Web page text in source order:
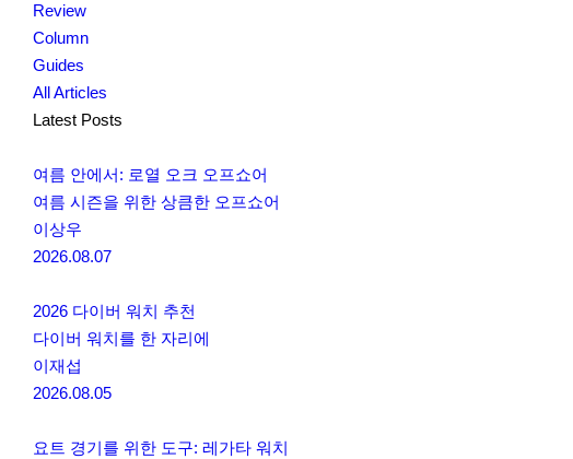
Review
Column
Guides
All Articles
Latest Posts
여름 안에서: 로열 오크 오프쇼어
여름 시즌을 위한 상큼한 오프쇼어
이상우
2026.08.07
2026 다이버 워치 추천
다이버 워치를 한 자리에
이재섭
2026.08.05
요트 경기를 위한 도구: 레가타 워치